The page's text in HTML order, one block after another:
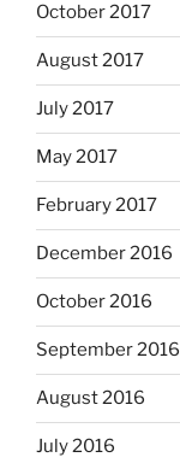
October 2017
August 2017
July 2017
May 2017
February 2017
December 2016
October 2016
September 2016
August 2016
July 2016